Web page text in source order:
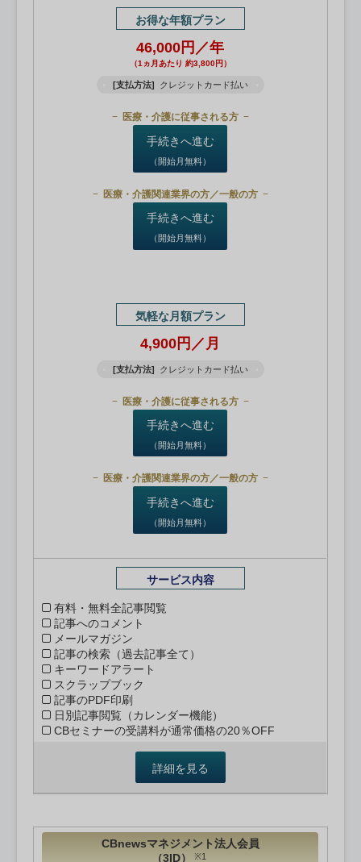
お得な年額プラン
46,000円／年
（1ヵ月あたり 約3,800円）
[支払方法] クレジットカード払い
医療・介護に従事される方
手続きへ進む
（開始月無料）
医療・介護関連業界の方／一般の方
手続きへ進む
（開始月無料）
気軽な月額プラン
4,900円／月
[支払方法] クレジットカード払い
医療・介護に従事される方
手続きへ進む
（開始月無料）
医療・介護関連業界の方／一般の方
手続きへ進む
（開始月無料）
サービス内容
有料・無料全記事閲覧
記事へのコメント
メールマガジン
記事の検索（過去記事全て）
キーワードアラート
スクラップブック
記事のPDF印刷
日別記事閲覧（カレンダー機能）
CBセミナーの受講料が通常価格の20％OFF
詳細を見る
CBnewsマネジメント法人会員
（3ID）
※1